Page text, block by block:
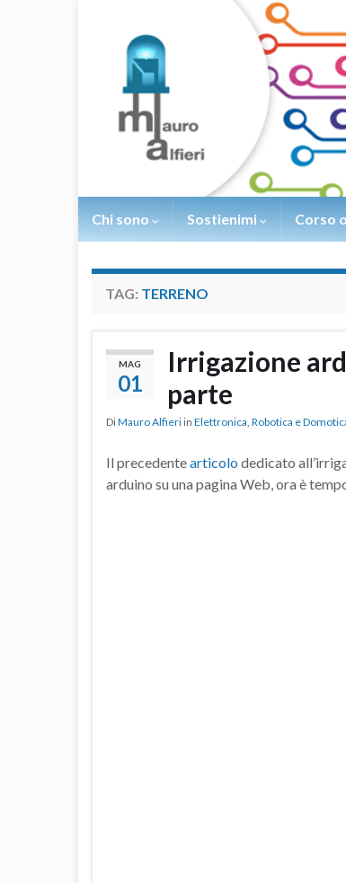
Chi sono Sostienimi Corso
TAG: TERRENO
MAG
01
Irrigazione
parte
DiMauro Alfieri in Elettronica, Robotica e
Il precedentearticolo dedicato
arduino su una pagina Web, ora è